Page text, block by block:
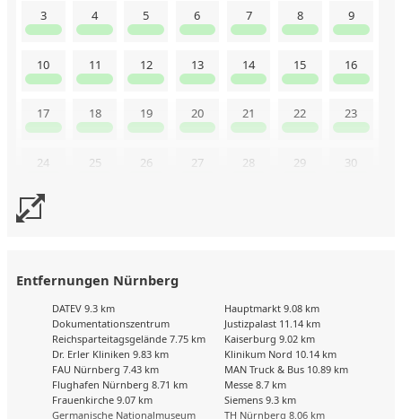
3 4 5 6 7 8 9
10 11 12 13 14 15 16
17 18 19 20 21 22 23
24 25 26 27 28 29 30
Entfernungen Nürnberg
DATEV 9.3 km
Dokumentationszentrum
Reichsparteitagsgelände 7.75 km
Dr. Erler Kliniken 9.83 km
FAU Nürnberg 7.43 km
Flughafen Nürnberg 8.71 km
Frauenkirche 9.07 km
Germanische Nationalmuseum
Hauptmarkt 9.08 km
Justizpalast 11.14 km
Kaiserburg 9.02 km
Klinikum Nord 10.14 km
MAN Truck & Bus 10.89 km
Messe 8.7 km
Siemens 9.3 km
TH Nürnberg 8.06 km